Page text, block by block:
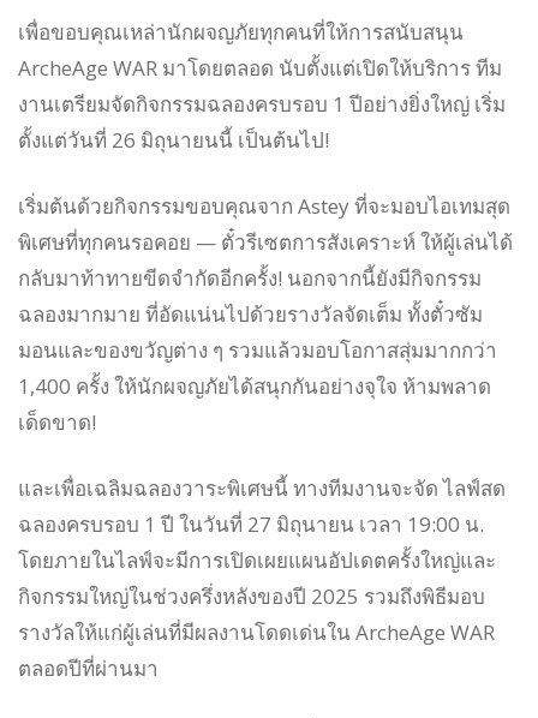
เพื่อขอบคุณเหล่านักผจญภัยทุกคนที่ให้การสนับสนุน
ArcheAge WAR มาโดยตลอด นับตั้งแต่เปิดให้บริการ ทีม
งานเตรียมจัดกิจกรรมฉลองครบรอบ 1 ปีอย่างยิ่งใหญ่ เริ่ม
ตั้งแต่วันที่ 26 มิถุนายนนี้ เป็นต้นไป!
เริ่มต้นด้วยกิจกรรมขอบคุณจาก Astey ที่จะมอบไอเทมสุด
พิเศษที่ทุกคนรอคอย — ตั๋วรีเซตการสังเคราะห์ ให้ผู้เล่นได้
กลับมาท้าทายขีดจำกัดอีกครั้ง! นอกจากนี้ยังมีกิจกรรม
ฉลองมากมาย ที่อัดแน่นไปด้วยรางวัลจัดเต็ม ทั้งตั๋วซัม
มอนและของขวัญต่าง ๆ รวมแล้วมอบโอกาสสุ่มมากกว่า
1,400 ครั้ง ให้นักผจญภัยได้สนุกกันอย่างจุใจ ห้ามพลาด
เด็ดขาด!
และเพื่อเฉลิมฉลองวาระพิเศษนี้ ทางทีมงานจะจัด ไลฟ์สด
ฉลองครบรอบ 1 ปี ในวันที่ 27 มิถุนายน เวลา 19:00 น.
โดยภายในไลฟ์จะมีการเปิดเผยแผนอัปเดตครั้งใหญ่และ
กิจกรรมใหญ่ในช่วงครึ่งหลังของปี 2025 รวมถึงพิธีมอบ
รางวัลให้แก่ผู้เล่นที่มีผลงานโดดเด่นใน ArcheAge WAR
ตลอดปีที่ผ่านมา